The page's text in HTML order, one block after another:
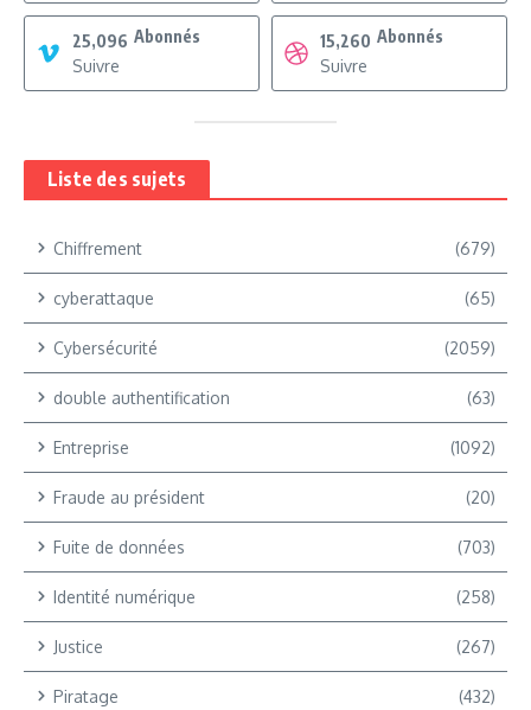
25,096 Abonnés
Suivre
15,260 Abonnés
Suivre
Liste des sujets
Chiffrement (679)
cyberattaque (65)
Cybersécurité (2059)
double authentification (63)
Entreprise (1092)
Fraude au président (20)
Fuite de données (703)
Identité numérique (258)
Justice (267)
Piratage (432)